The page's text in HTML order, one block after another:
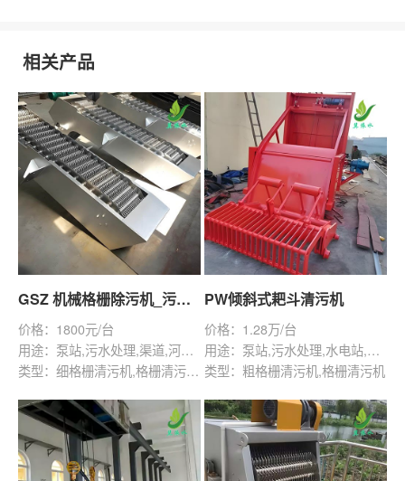
相关产品
GSZ 机械格栅除污机_污水处理拦截设备_型号参数 | 工作原理 | 适用场景详解
价格：1800元/台
用途：泵站,污水处理,渠道,河道,化工,纺织,给排水工程
类型：细格栅清污机,格栅清污机,回转式清污机
PW倾斜式耙斗清污机
价格：1.28万/台
用途：泵站,污水处理,水电站,自来水厂,水库
类型：粗格栅清污机,格栅清污机